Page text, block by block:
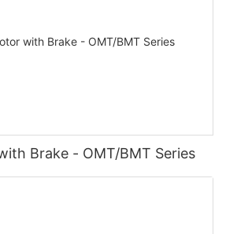
Brake - OMT/BMT Series